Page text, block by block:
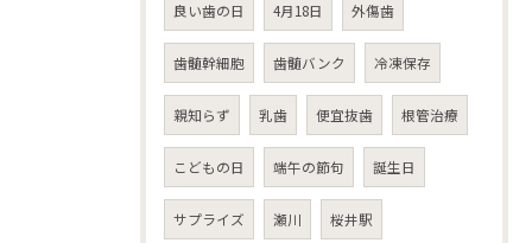
良い歯の日 4月18日 外傷歯
歯髄幹細胞 歯髄バンク 冷凍保存
親知らず 乳歯 便宜抜歯 根管治療
こどもの日 端午の節句 誕生日
サプライズ 瀬川 桜井駅